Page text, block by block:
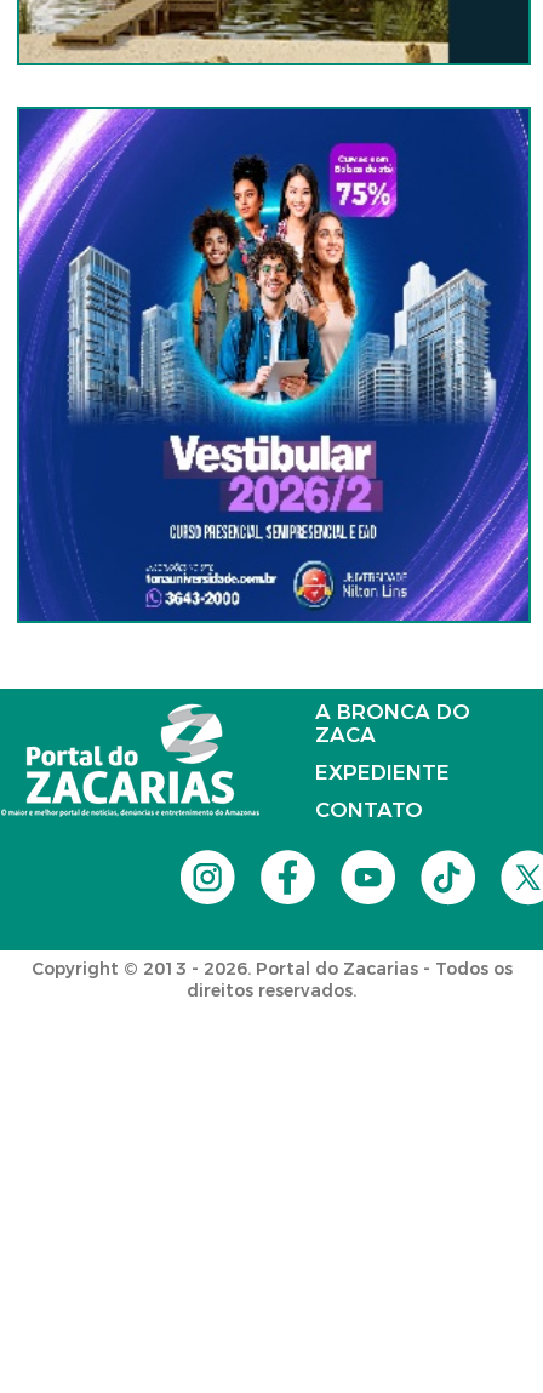
A BRONCA DO
ZACA
EXPEDIENTE
CONTATO
Copyright © 2013 - 2026. Portal do Zacarias - Todos os
direitos reservados.